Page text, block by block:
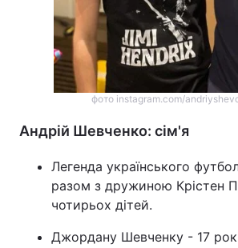
фото instagram.com/
Андрій Шевченко: сім'я
Легенда українського
разом з дружиною Крістен
чотирьох дітей.
Джордану Шевченку - 17